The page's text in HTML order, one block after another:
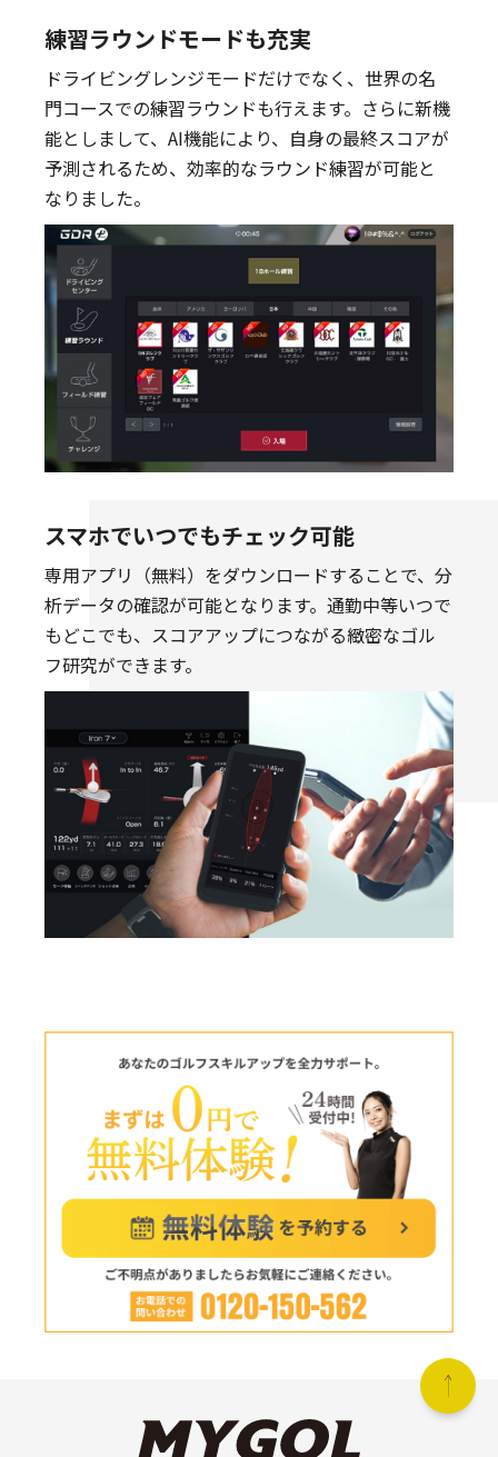
練習ラウンドモードも充実
ドライビングレンジモードだけでなく、世界の名
門コースでの練習ラウンドも行えます。さらに新機
能としまして、AI機能により、自身の最終スコアが
予測されるため、効率的なラウンド練習が可能と
なりました。
スマホでいつでもチェック可能
専用アプリ（無料）をダウンロードすることで、分
析データの確認が可能となります。通勤中等いつで
もどこでも、スコアアップにつながる緻密なゴル
フ研究ができます。